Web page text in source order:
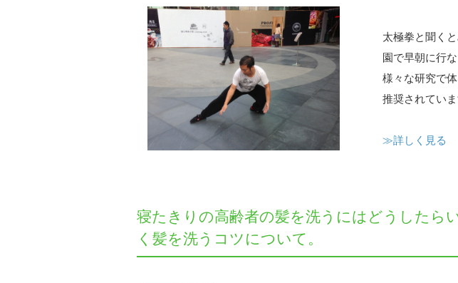
太極拳と聞く
園で早朝に行
様々な研究で
推奨されてい
≫詳しく見る
寝たきりの高齢者の髪を洗うにはどうしたら
く髪を洗うコツについて。